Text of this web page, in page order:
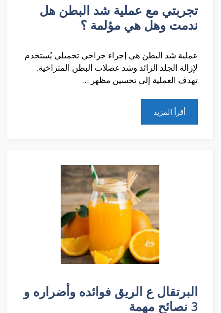
تجربتي مع عملية شد البطن هل
ندمت وهل هي مؤلمة ؟
عملية شد البطن هي إجراء جراحي تجميلي يُستخدم
لإزالة الجلد الزائد وشد عضلات البطن المتراخية.
تهدف العملية إلى تحسين مظهر …
أقرأ المزيد
البرتقال ع الريق فوائده وأضراره و
3 نصائح مهمة